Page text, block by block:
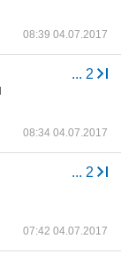
08:39 04.07.2017
... 2
08:34 04.07.2017
... 2
07:42 04.07.2017